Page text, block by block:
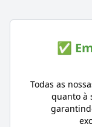
✅
Todas as
quanto à